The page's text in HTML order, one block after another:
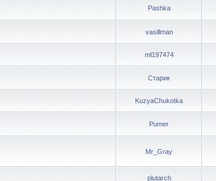
Pashka
vasillman
ml197474
Старик
KuzyaChukotka
Pumer
Mr_Gray
plutarch